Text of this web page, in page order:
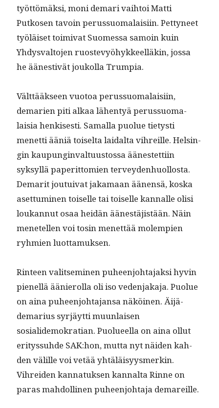
työt­tömäk­si, moni demari vai­h­toi Mat­ti
Putkosen tavoin perus­suo­ma­laisi­in. Pet­tyneet
työläiset toimi­vat Suomes­sa samoin kuin
Yhdys­val­to­jen ruostevyöhyk­keel­läkin, jos­sa
he äänes­tivät joukol­la Trumpia.
Vält­tääk­seen vuo­toa perus­suo­ma­laisi­in,
demarien piti alkaa lähen­tyä perus­suo­ma­
laisia henkises­ti. Samal­la puolue tietysti
menet­ti ääniä toiselta laidal­ta vihreille. Helsin­
gin kaupung­in­val­tu­us­tossa äänestet­ti­in
syksyl­lä paperit­tomien ter­vey­den­huol­losta.
Demar­it jou­tu­i­v­at jaka­maan äänen­sä, kos­ka
aset­tumi­nen toiselle tai toiselle kan­nalle olisi
loukan­nut osaa hei­dän äänestäjistään. Näin
menetellen voi tosin menet­tää molem­pi­en
ryh­mien luottamuksen.
Rin­teen val­it­sem­i­nen puheen­jo­hta­jak­si hyvin
pienel­lä äänierol­la oli iso veden­jaka­ja. Puolue
on aina puheen­jo­hta­jansa näköi­nen. Äijä-
demar­ius syr­jäyt­ti muun­laisen
sosialidemokra­t­ian. Puolueel­la on aina ollut
eri­tys­suhde SAK:hon, mut­ta nyt näi­den kah­
den välille voi vetää yhtäläisyys­merkin.
Vihrei­den kan­natuk­sen kannal­ta Rinne on
paras mah­dolli­nen puheen­jo­hta­ja demareille.